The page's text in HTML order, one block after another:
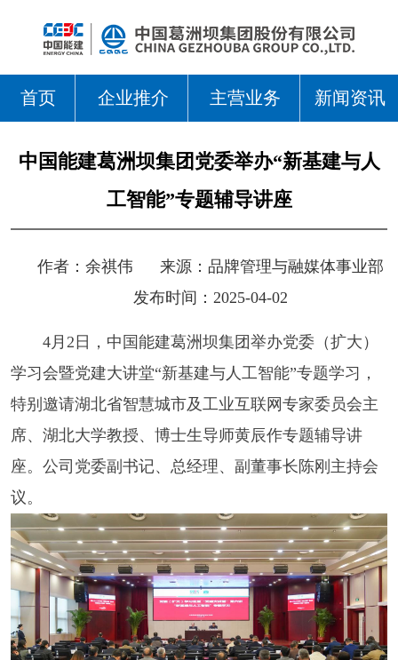
首页 企业推介 主营业务 新闻资讯
中国能建葛洲坝集团党委举办“新基建与人
工智能”专题辅导讲座
作者： 余祺伟 来源： 品牌管理与融媒体事业部
发布时间：2025-04-02
4月2日，中国能建葛洲坝集团举办党委（扩大）
学习会暨党建大讲堂“新基建与人工智能”专题学习，
特别邀请湖北省智慧城市及工业互联网专家委员会主
席、湖北大学教授、博士生导师黄辰作专题辅导讲
座。公司党委副书记、总经理、副董事长陈刚主持会
议。